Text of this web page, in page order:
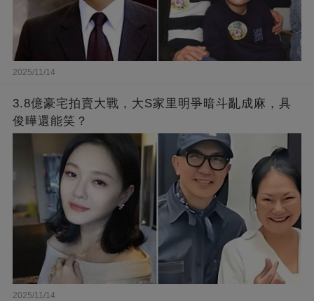
2025/11/14
3.8億豪宅拍賣大戰，大S家里明爭暗斗亂成麻，具
俊曄還能笑？
2025/11/14